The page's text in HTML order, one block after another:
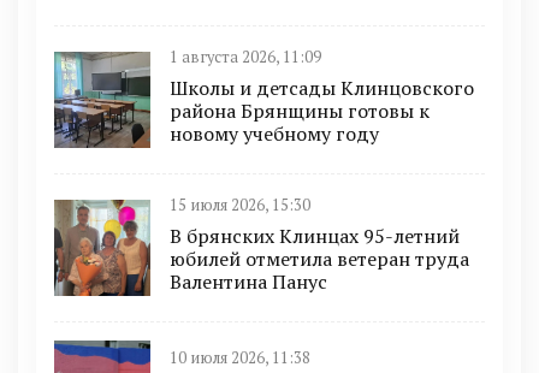
1 августа 2026, 11:09
Школы и детсады Клинцовского
района Брянщины готовы к
новому учебному году
15 июля 2026, 15:30
В брянских Клинцах 95-летний
юбилей отметила ветеран труда
Валентина Панус
10 июля 2026, 11:38